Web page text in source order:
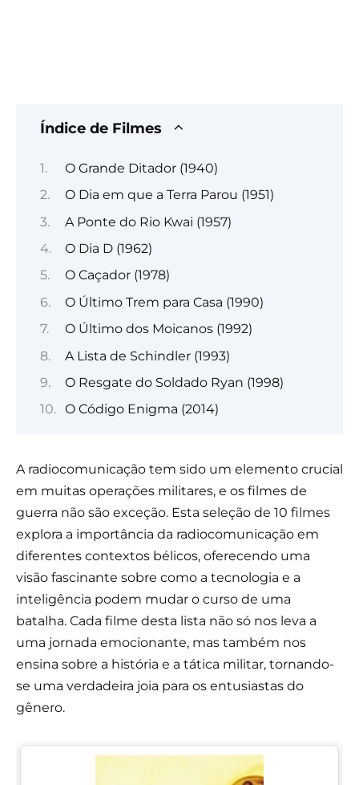
Índice de Filmes
O Grande Ditador (1940)
O Dia em que a Terra Parou (1951)
A Ponte do Rio Kwai (1957)
O Dia D (1962)
O Caçador (1978)
O Último Trem para Casa (1990)
O Último dos Moicanos (1992)
A Lista de Schindler (1993)
O Resgate do Soldado Ryan (1998)
O Código Enigma (2014)
A radiocomunicação tem sido um elemento crucial
em muitas operações militares, e os filmes de
guerra não são exceção. Esta seleção de 10 filmes
explora a importância da radiocomunicação em
diferentes contextos bélicos, oferecendo uma
visão fascinante sobre como a tecnologia e a
inteligência podem mudar o curso de uma
batalha. Cada filme desta lista não só nos leva a
uma jornada emocionante, mas também nos
ensina sobre a história e a tática militar, tornando-
se uma verdadeira joia para os entusiastas do
gênero.